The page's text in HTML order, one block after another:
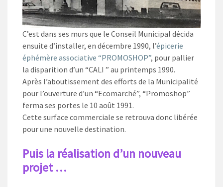
C’est dans ses murs que le Conseil Municipal décida
ensuite d’installer, en décembre 1990, l’épicerie
éphémère associative “PROMOSHOP”, pour pallier
la disparition d’un “CALI ” au printemps 1990.
Après l’aboutissement des efforts de la Municipalité
pour l’ouverture d’un “Ecomarché”, “Promoshop”
ferma ses portes le 10 août 1991.
Cette surface commerciale se retrouva donc libérée
pour une nouvelle destination.
Puis la réalisation d’un nouveau
projet …